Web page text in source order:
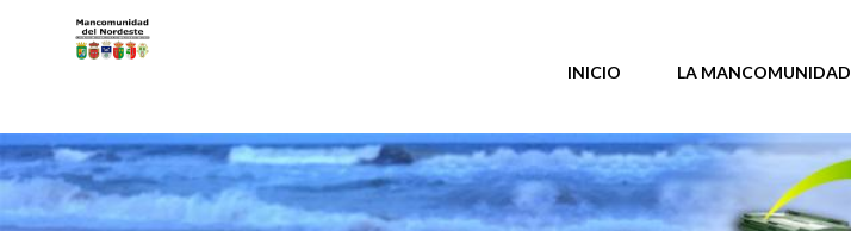
INICIO LA MANCOMUNIDAD